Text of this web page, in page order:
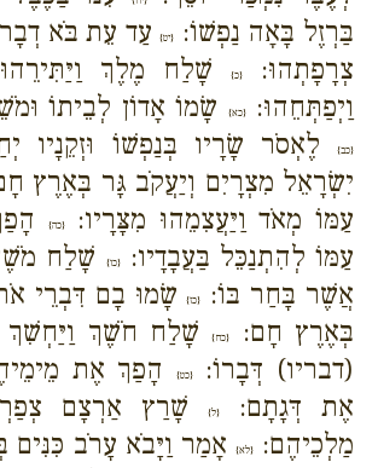
בַּרְזֶל בָּאָה נַפְשׁוֹ:
{יט}עַד עֵת בֹּא
צְרָפָתְהוּ:
{כ}
שָׁלַח מֶלֶךְ
וַיְפַתְּחֵהוּ:{כא} שָׂמוֹ אָדוֹן לְבֵיתוֹ
{כב}לֶאְסֹר שָׂרָיו בְּנַפְשׁוֹ וּזְקֵנָיו
יִשְׂרָאֵל מִצְרָיִם וְיַעֲקֹב גָּר בְּאֶרֶץ
עַמּוֹ מְאֹד וַיַּעֲצִמֵהוּ מִצָּרָיו:{כה}
עַמּוֹ לְהִתְנַכֵּל בַּעֲבָדָיו:{כו}
שָׁלַח
אֲשֶׁר בָּחַר בּוֹ:
{כז}שָׂמוּ בָם דִּבְרֵי
בְּאֶרֶץ חָם:
{כח}שָׁלַח חֹשֶׁךְ וַיַּחְשִׁךְ
(דבריו) דְּבָרוֹ:{כט}
הָפַךְ אֶת
אֶת דְּגָתָם:
{ל}
שָׁרַץ אַרְצָם
מַלְכֵיהֶם:{לא} אָמַר וַיָּבֹא עָרֹב כִּנִּים